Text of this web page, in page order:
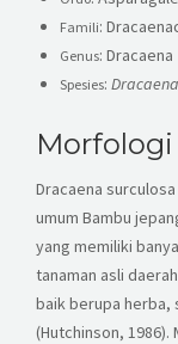
Famili:
Genus: Dracaena
Spesies:
Morfologi
Dracaena
umum Bambu
yang memiliki
tanaman asli
baik berupa herba,
(Hutchinson,